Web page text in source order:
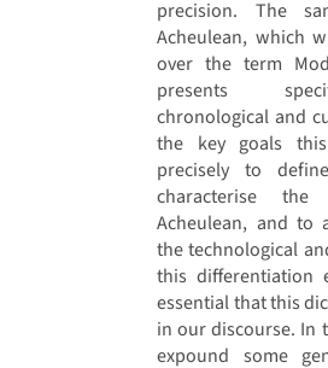
precision. The
Acheulean, which
over the term
presents
chronological and
the key goals
precisely to
characterise
Acheulean, and to
the technological
this differentiation
essential that this
in our discourse. In
expound some